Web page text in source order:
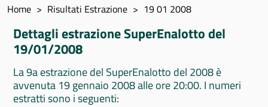
Home Risultati Estrazione 19 01 2008
Dettagli estrazione SuperEnalotto del
19/01/2008
La 9a estrazione del SuperEnalotto del 2008 è
avvenuta 19 gennaio 2008 alle ore 20:00. I numeri
estratti sono i seguenti: